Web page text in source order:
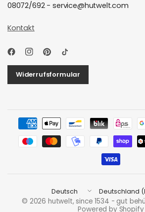
08072/692 - service@hutwelt.com
Kontakt
Widerrufsformular
Land/Region
aktualisieren
Land/Region
aktualisieren
© 2026 hutwelt, since 1534 - gut
Powered by Shopify